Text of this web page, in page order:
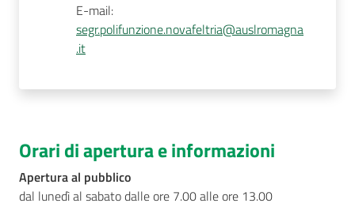
E-mail:
segr.polifunzione.novafeltria@auslromagna
.it
Orari di apertura e informazioni
Apertura al pubblico
dal lunedì al sabato dalle ore 7.00 alle ore 13.00